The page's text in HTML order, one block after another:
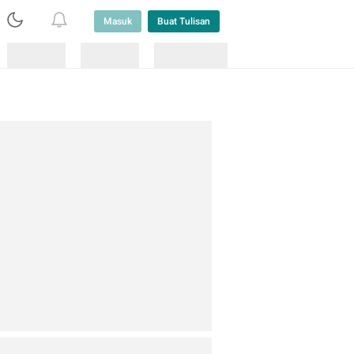
Masuk Buat Tulisan